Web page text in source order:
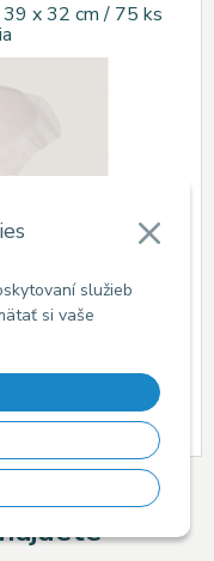
služieb
si vaše
39 x 32 cm / 75 ks
hod)